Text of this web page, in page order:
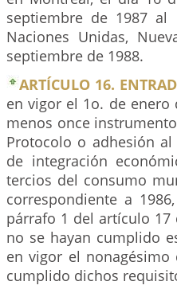
septiembre de 1987
Naciones Unidas,
septiembre de 1988.
ARTÍCULO 16.
en vigor el 1o. de enero
menos once
Protocolo o adhesión
de integración
tercios del consumo
correspondiente a
párrafo 1 del artículo 17
no se hayan cumplido
en vigor el
cumplido dichos